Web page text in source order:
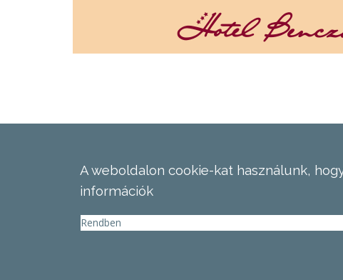
A weboldalon cookie-kat használunk,
információk
Rendben